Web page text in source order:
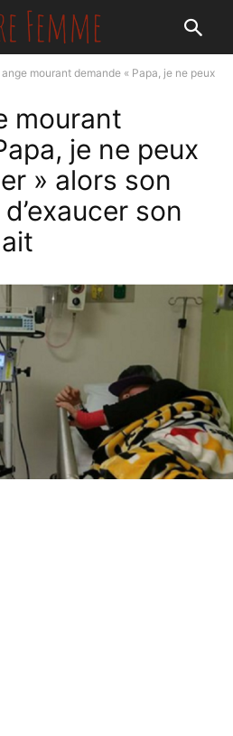
mourant demande « Papa, je ne peux
mourant
je ne peux
» alors son
son